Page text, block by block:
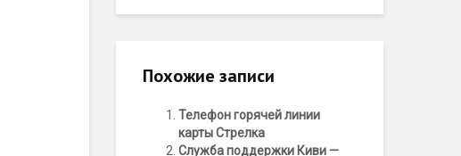
Похожие записи
Телефон горячей линии
карты Стрелка
Служба поддержки Киви —